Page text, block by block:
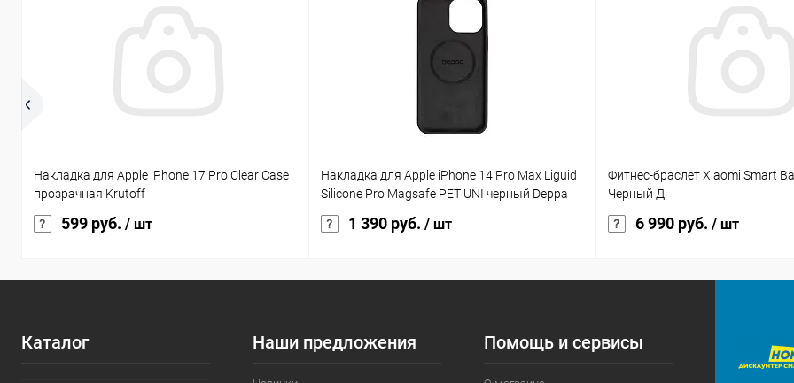
Накладка для Apple iPhone 17 Pro Clear Case
прозрачная Krutoff
599 руб. / шт
Накладка для Apple iPhone 14 Pro Max Liguid
Silicone Pro Magsafe PET UNI черный Deppa
1 390 руб. / шт
Фитнес-браслет Xiaomi Smart
Черный Д
6 990 руб. / шт
Каталог Наши предложения Помощь и сервисы